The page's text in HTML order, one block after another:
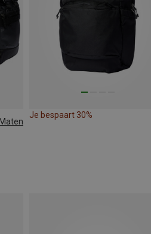
Maten
Je bespaart 30%